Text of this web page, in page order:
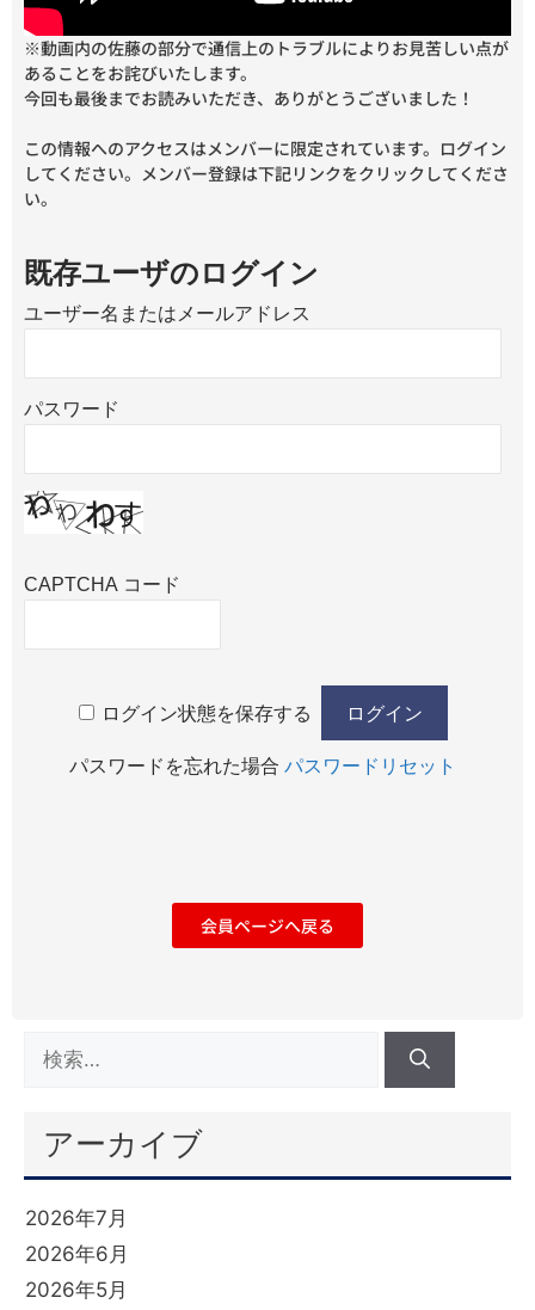
※動画内の佐藤の部分で通信上のトラブルによりお見苦しい点が
あることをお詫びいたします。
今回も最後までお読みいただき、ありがとうございました！
この情報へのアクセスはメンバーに限定されています。ログイン
してください。メンバー登録は下記リンクをクリックしてくださ
い。
既存ユーザのログイン
ユーザー名またはメールアドレス
パスワード
CAPTCHA コード
ログイン状態を保存する
パスワードを忘れた場合 パスワードリセット
会員ページへ戻る
アーカイブ
2026年7月
2026年6月
2026年5月